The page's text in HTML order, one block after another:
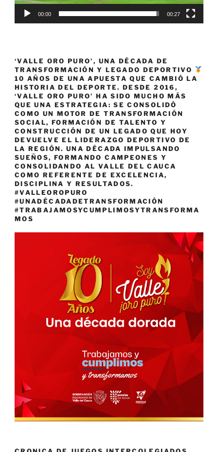
00:00 00:27
‘VALLE ORO PURO’, UNA DÉCADA DE
TRANSFORMACIÓN Y LEGADO DEPORTIVO
10 AÑOS DE UNA APUESTA QUE CAMBIÓ LA
HISTORIA DEL DEPORTE. DESDE 2016,
‘VALLE ORO PURO’ HA SIDO MUCHO MÁS
QUE UNA ESTRATEGIA: SE CONSOLIDÓ
COMO UN MOTOR DE TRANSFORMACIÓN
SOCIAL, FORMACIÓN DE TALENTO Y
CONSTRUCCIÓN DE UN LEGADO QUE HOY
DEVUELVE EL LIDERAZGO DEPORTIVO DE
LA REGIÓN. UNA DÉCADA IMPULSANDO
SUEÑOS, FORMANDO CAMPEONES Y
CONSOLIDANDO AL VALLE DEL CAUCA
COMO REFERENTE DE EXCELENCIA,
DISCIPLINA Y RESULTADOS.
#VALLEOROPURO
#UNADÉCADADETRANSFORMACIÓN
#TRABAJAMOSYCUMPLIMOSYTRANSFORMA
MOS